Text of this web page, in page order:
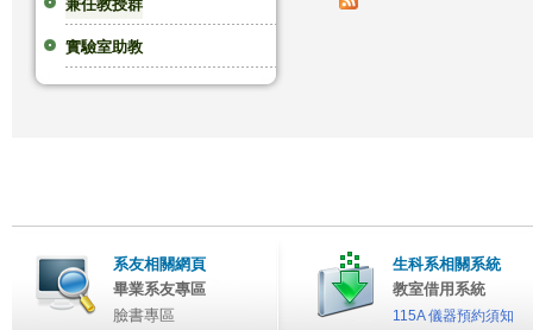
兼任教授群
實驗室助教
系友相關網頁
畢業系友專區
臉書專區
生科系相關系統
教室借用系統
115A 儀器預約須知